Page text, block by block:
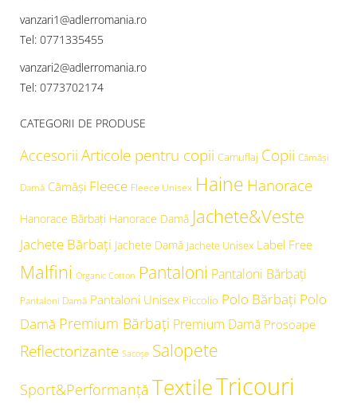
vanzari1@adlerromania.ro
Tel: 0771335455
vanzari2@adlerromania.ro
Tel: 0773702174
CATEGORII DE PRODUSE
Accesorii Articole pentru copii Camuflaj Copii Cămăşi
Damă Cămăși Fleece Fleece Unisex Haine Hanorace
Hanorace Bărbați Hanorace Damă Jachete&Veste
Jachete Bărbați Jachete Damă Jachete Unisex Label Free
Malfini Organic Cotton Pantaloni Pantaloni Bărbați
Pantaloni Damă Pantaloni Unisex Piccolio Polo Bărbați Polo
Damă Premium Bărbați Premium Damă Prosoape
Reflectorizante Sacoșe Salopete
Sport&Performanță TextileTricouri